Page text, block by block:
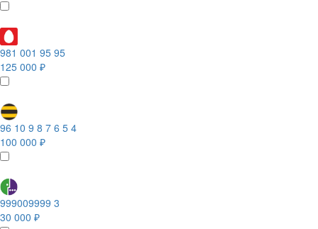
981 001 95 95
125 000 ₽
96 10 9 8 7 6 5 4
100 000 ₽
999009999 3
30 000 ₽